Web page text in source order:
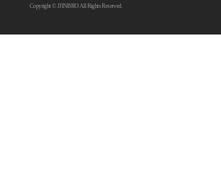
Copyright © JJINBRO All Rights Reserved.